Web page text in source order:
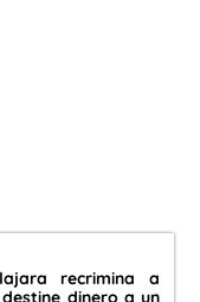
recrimina a
dinero a un